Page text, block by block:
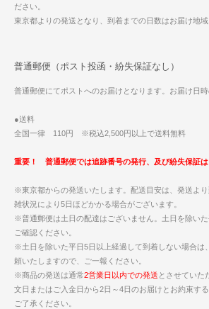
ださい。
東京都よりの発送となり、到着までの日数はお届け地域
普通郵便（ポスト投函・紛失保証なし）
普通郵便にてポストへのお届けとなります。お届け日時
●送料
全国一律 110円 ※税込2,500円以上で送料無料
重要！ 普通郵便では追跡番号の発行、及び紛失保証は
※東京都からの発送いたします。配送目安は、発送よ
雑状況により5日ほどかかる場合がございます。
※普通郵便は土日の配達はございません。土日を除い
ご確認ください。
※土日を除いた平日5日以上経過して到着しない場合は
頼いたしますので、ご一報ください。
※商品の発送は通常2営業日以内での発送 とさせていた
文日またはご入金日から2日～4日のお届けとお約束す
ご了承ください。